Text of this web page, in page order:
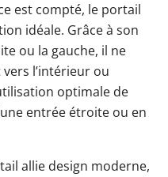
est compté, le portail
idéale. Grâce à son
ou la gauche, il ne
l’intérieur ou
optimale de
entrée étroite ou en
allie design moderne,